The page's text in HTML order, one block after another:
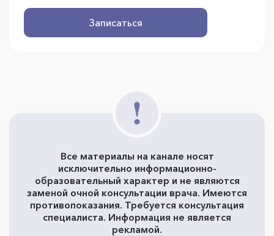
Записаться
Все материалы на канале носят
исключительно информационно-
образовательный характер и не являются
заменой очной консультации врача. Имеются
противопоказания. Требуется консультация
специалиста. Информация не является
рекламой.